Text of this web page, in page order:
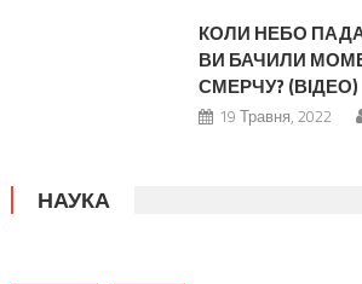
КОЛИ НЕБО
ВИ БАЧИЛИ
СМЕРЧУ? (ВІДЕО)
19 Травня, 2022
НАУКА